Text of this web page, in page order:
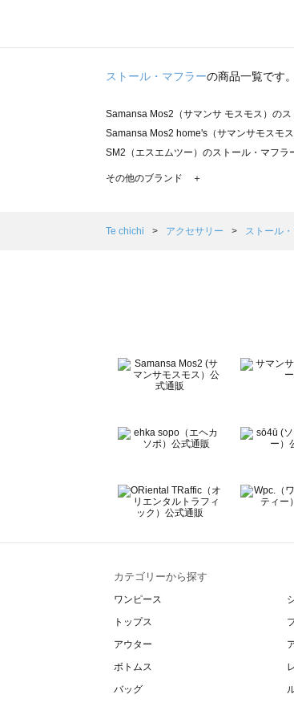
ストール・マフラーの商品一覧です
Samansa Mos2（サマンサ モスモス）の
Samansa Mos2 home's（サマンサモスモ
SM2（エスエムツー）のストール・マフラ
TSUHARU by Samansa Mos2（ツハルバ
Samansa Mos2 Lagom（サマンサモスモ
BETTY'S BLUE（べティーズブルー）のス
Wpc.（ワールドパーティー）のストール・
その他のブランド ＋
Te chichi アクセサリー ストール
カテゴリーから探す
ワンピース
トップス
アウター
ボトムス
バッグ